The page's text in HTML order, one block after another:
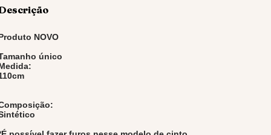
NOVO
único